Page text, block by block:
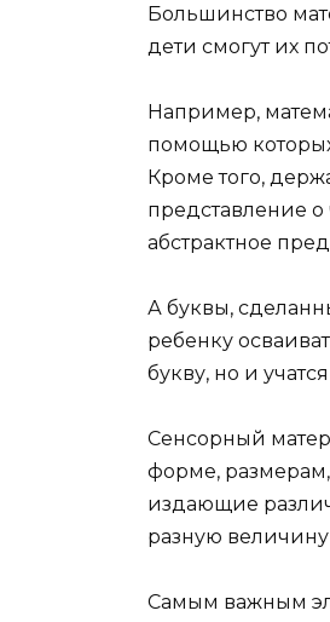
Большинство
дети смогут их
Например,
помощью
Кроме того,
представление о
абстрактное
А буквы,
ребенку
букву, но и
Сенсорный
форме,
издающие
разную
Самым важным